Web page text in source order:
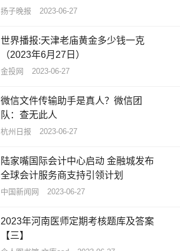
扬子晚报 2023-06-27
世界播报:天津老庙黄金多少钱一克
（2023年6月27日）
金投网 2023-06-27
微信文件传输助手是真人？微信团
队：查无此人
杭州日报 2023-06-27
陆家嘴国际会计中心启动 金融城发布
全球会计服务商支持引领计划
中国新闻网 2023-06-27
2023年河南医师定期考核题库及答案
【三】